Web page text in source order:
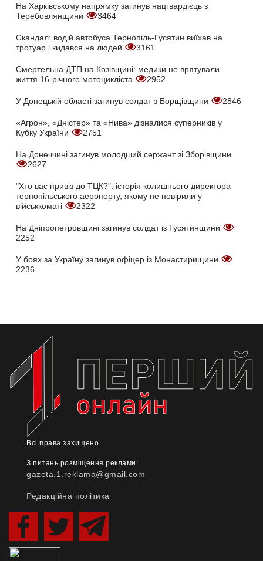
На Харківському напрямку загинув нацгвардієць з
Теребовлянщини
3464
Скандал: водій автобуса Тернопіль-Гусятин виїхав на
тротуар і кидався на людей
3161
Смертельна ДТП на Козівщині: медики не врятували
життя 16-річного мотоцикліста
2952
У Донецькій області загинув солдат з Борщівщини 2846
«Агрон», «Дністер» та «Нива» дізналися суперників у
Кубку України
2751
На Донеччині загинув молодший сержант зі Зборівщини
2627
"Хто вас привіз до ТЦК?": історія колишнього директора
тернопільського аеропорту, якому не повірили у
військкоматі
2322
На Дніпропетровщині загинув солдат із Гусятинщини
2252
У боях за Україну загинув офіцер із Монастирищини
2236
Всі права захищено
З питань розміщення реклами:
gazeta.1.reklama@gmail.com
Редакційна політика